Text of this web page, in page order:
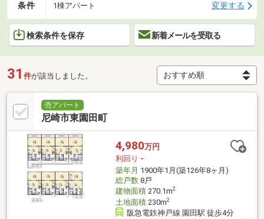
条件 1棟アパート 変更する
検索条件を保存 新着メールを受取る
31 件が該当しました。
売アパート
尼崎市東園田町
4,980万円
利回り -
築年月 1900年1月(築126年8ヶ月)
総戸数8戸
建物面積270.1m2
土地面積230m2
阪急電鉄神戸線 園田駅 徒歩4分